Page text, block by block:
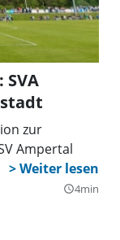
zur
Ampertal
query_builder4min